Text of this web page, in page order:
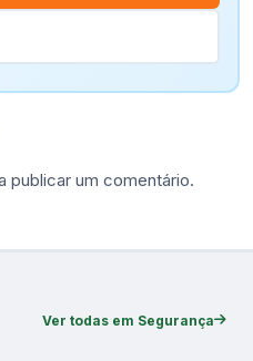
publicar um comentário.
Ver todas em Segurança